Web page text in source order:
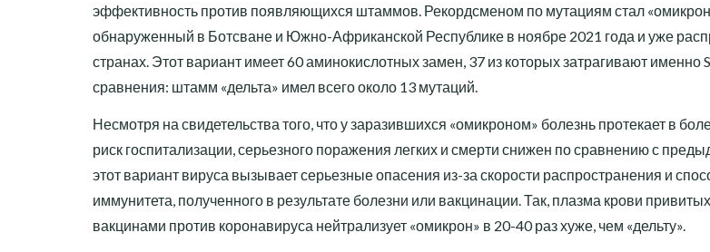
эффективность против появляющихся штаммов. Рекордсменом по мутациям стал
обнаруженный в Ботсване и Южно-Африканской Республике в ноябре 2021 года и уже
странах. Этот вариант имеет 60 аминокислотных замен, 37 из которых затрагивают именно
сравнения: штамм «дельта» имел всего около 13 мутаций.
Несмотря на свидетельства того, что у заразившихся «омикроном» болезнь протекает в
риск госпитализации, серьезного поражения легких и смерти снижен по сравнению с
этот вариант вируса вызывает серьезные опасения из-за скорости распространения и
иммунитета, полученного в результате болезни или вакцинации. Так, плазма крови
вакцинами против коронавируса нейтрализует «омикрон» в 20-40 раз хуже, чем «дельту».